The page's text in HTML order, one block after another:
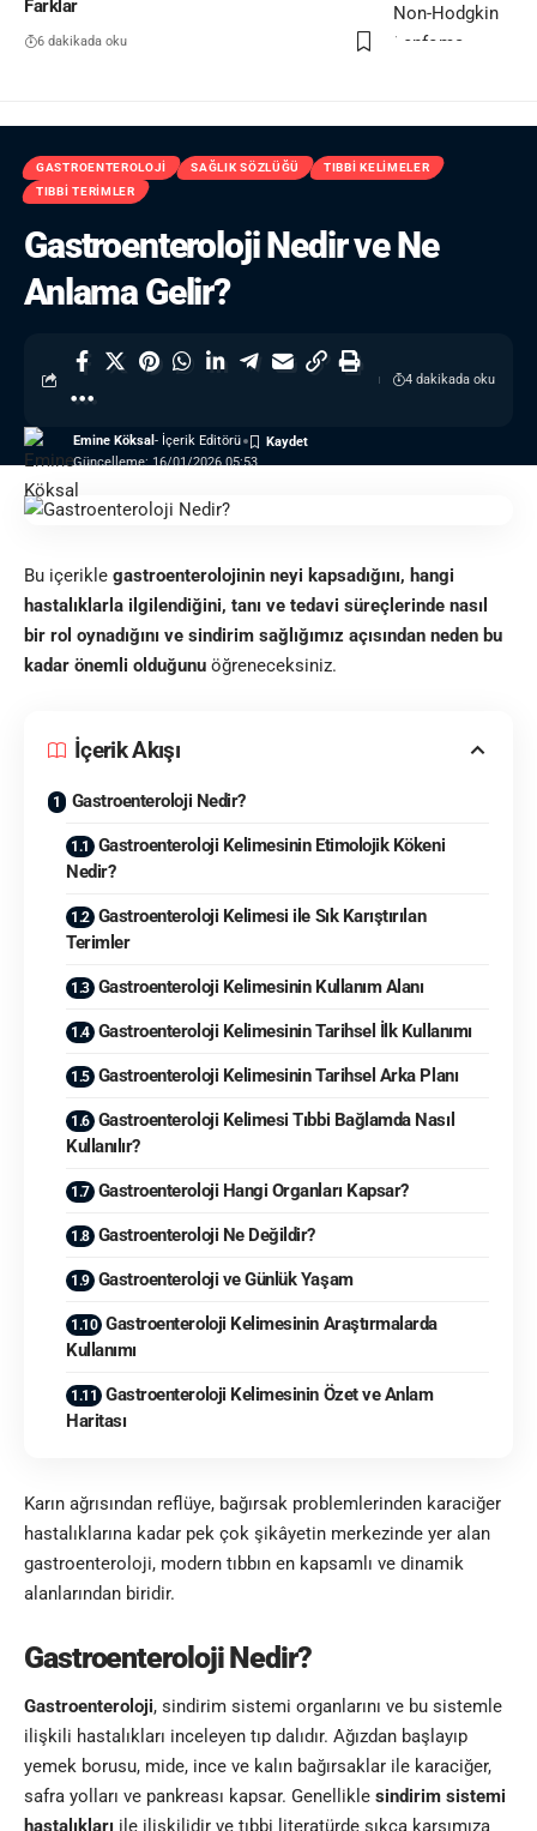
Farklar
6 dakikada oku
GASTROENTEROLOJI SAĞLIK SÖZLÜĞÜ
TIBBI KELIMELER
TIBBI TERIMLER
Gastroenteroloji Nedir ve Ne
Anlama Gelir?
Güncelleme: 16/01/2026 05:53
Emine Köksal - İçerik Editörü
4 dakikada oku
Bu içerikle gastroenterolojinin neyi kapsadığını, hangi
hastalıklarla ilgilendiğini, tanı ve tedavi süreçlerinde nasıl
bir rol oynadığını ve sindirim sağlığımız açısından neden bu
kadar önemli olduğunu öğreneceksiniz.
İçerik Akışı
Gastroenteroloji Nedir?
Gastroenteroloji Kelimesinin Etimolojik Kökeni
Nedir?
Gastroenteroloji Kelimesi ile Sık Karıştırılan
Terimler
Gastroenteroloji Kelimesinin Kullanım Alanı
Gastroenteroloji Kelimesinin Tarihsel İlk Kullanımı
Gastroenteroloji Kelimesinin Tarihsel Arka Planı
Gastroenteroloji Kelimesi Tıbbi Bağlamda Nasıl
Kullanılır?
Gastroenteroloji Hangi Organları Kapsar?
Gastroenteroloji Ne Değildir?
Gastroenteroloji ve Günlük Yaşam
Gastroenteroloji Kelimesinin Araştırmalarda
Kullanımı
Gastroenteroloji Kelimesinin Özet ve Anlam
Haritası
Karın ağrısından reflüye, bağırsak problemlerinden karaciğer
hastalıklarına kadar pek çok şikâyetin merkezinde yer alan
gastroenteroloji, modern tıbbın en kapsamlı ve dinamik
alanlarından biridir.
Gastroenteroloji Nedir?
Gastroenteroloji, sindirim sistemi organlarını ve bu sistemle
ilişkili hastalıkları inceleyen tıp dalıdır. Ağızdan başlayıp
yemek borusu, mide, ince ve kalın bağırsaklar ile karaciğer,
safra yolları ve pankreası kapsar. Genellikle sindirim sistemi
hastalıkları ile ilişkilidir ve tıbbi literatürde sıkça karşımıza